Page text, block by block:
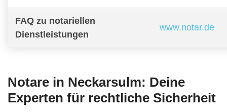
FAQ zu notariellen
Dienstleistungen
www.notar.de
Notare in Neckarsulm: Deine
Experten für rechtliche Sicherheit